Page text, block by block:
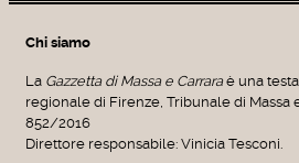
Chi siamo
La Gazzetta di Massa e Carraraè una
regionale di Firenze, Tribunale di Massa
852/2016
Direttore responsabile: Vinicia Tesconi.